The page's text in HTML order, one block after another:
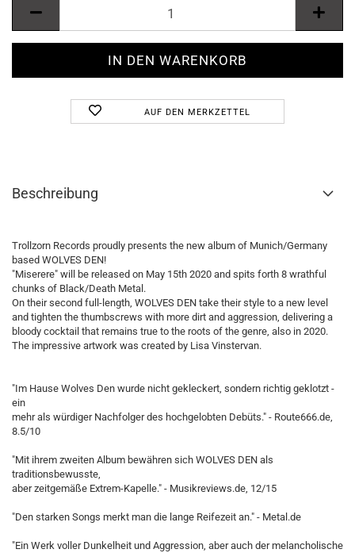
AUF DEN MERKZETTEL
Beschreibung
Trollzorn Records proudly presents the new album of Munich/Germany
based WOLVES DEN!
"Miserere" will be released on May 15th 2020 and spits forth 8 wrathful
chunks of Black/Death Metal.
On their second full-length, WOLVES DEN take their style to a new level
and tighten the thumbscrews with more dirt and aggression, delivering a
bloody cocktail that remains true to the roots of the genre, also in 2020.
The impressive artwork was created by Lisa Vinstervan.
"Im Hause Wolves Den wurde nicht gekleckert, sondern richtig geklotzt -
ein
mehr als würdiger Nachfolger des hochgelobten Debüts." - Route666.de,
8.5/10
"Mit ihrem zweiten Album bewähren sich WOLVES DEN als
traditionsbewusste,
aber zeitgemäße Extrem-Kapelle." - Musikreviews.de, 12/15
"Den starken Songs merkt man die lange Reifezeit an." - Metal.de
"Ein Werk voller Dunkelheit und Aggression, aber auch der melancholische